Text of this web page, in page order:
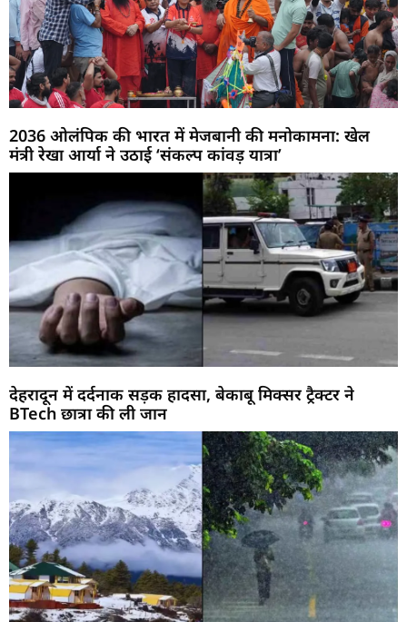
2036 ओलंपिक की भारत में मेजबानी की मनोकामना: खेल
मंत्री रेखा आर्या ने उठाई ‘संकल्प कांवड़ यात्रा’
देहरादून में दर्दनाक सड़क हादसा, बेकाबू मिक्सर ट्रैक्टर ने
BTech छात्रा की ली जान